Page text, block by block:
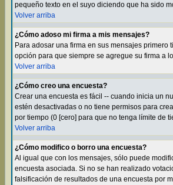
pequeño texto en el suyo diciendo que ha sido
Volver arriba
¿Cómo adoso mi firma a mis mensajes?
Para adosar una firma en sus mensajes
opción para que siempre se agregue su firma a
Volver arriba
¿Cómo creo una encuesta?
Crear una encuesta es fácil -- cuando inicia un
estén desactivadas o no tiene permisos para
por tiempo (0 [cero] para que no tenga límite de
Volver arriba
¿Cómo modifico o borro una encuesta?
Al igual que con los mensajes, sólo puede
encuesta asociada. Si no se han realizado
falsificación de resultados de una encuesta por